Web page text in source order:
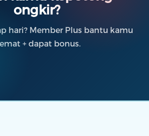
ongkir?
hari? Member Plus bantu kamu
+ dapat bonus.